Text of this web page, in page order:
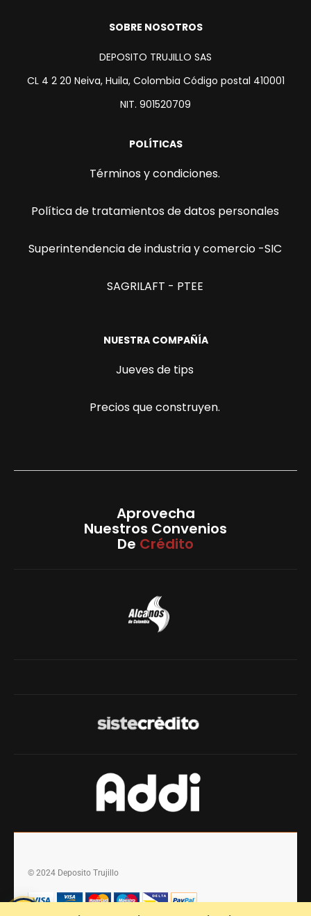
SOBRE NOSOTROS
DEPOSITO TRUJILLO SAS
CL 4 2 20 Neiva, Huila, Colombia Código postal 410001
NIT. 901520709
POLÍTICAS
Términos y condiciones.
Política de tratamientos de datos personales
Superintendencia de industria y comercio -SIC
SAGRILAFT - PTEE
NUESTRA COMPAÑÍA
Jueves de tips
Precios que construyen.
Aprovecha
Nuestros Convenios
De Crédito
© 2024 Deposito Trujillo